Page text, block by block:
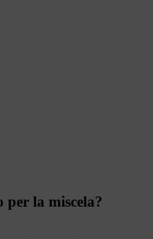
per la miscela?